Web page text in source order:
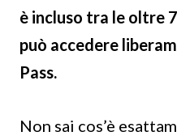
è incluso tra le oltre
può accedere
Pass.
Non sai cos’è